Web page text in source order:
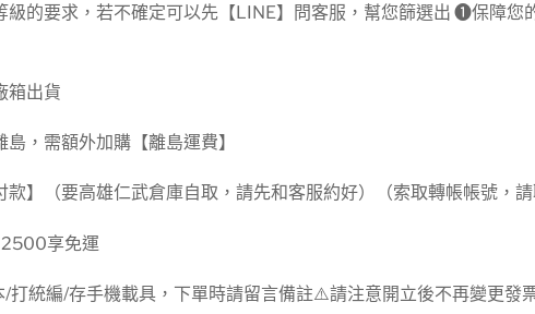
的要求，若不確定可以先【LINE】問客服，幫您篩選出 ➊保障您
箱出貨
，需額外加購【離島運費】
】（要高雄仁武倉庫自取，請先和客服約好）（索取轉帳帳號，請
享免運
統編/存手機載具，下單時請留言備註⚠️請注意開立後不再變更發票